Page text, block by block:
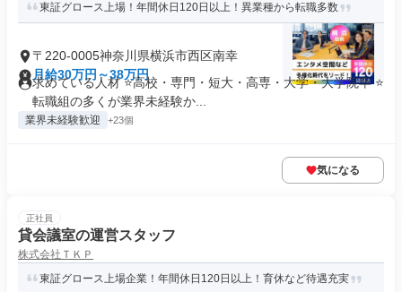
東証グロース上場！年間休日120日以上！異業種から転職多数
〒220-0005神奈川県横浜市西区南幸
月給30万円～38万円
求めている人材 ⭐高校・専門・短大・高専・大学・大学院卒 ⭐
転職組の多くが業界未経験か...
業界未経験歓迎 +23個
気になる
正社員
貸会議室の運営スタッフ
株式会社ＴＫＰ
東証グロース上場企業！年間休日120日以上！育休など待遇充実